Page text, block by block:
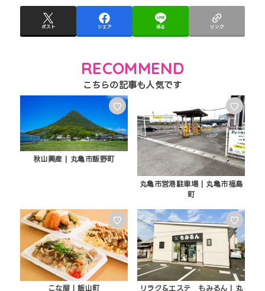
ポスト シェア 送る リンク
RECOMMEND
♡
秋山興産 | 丸亀市飯野町
♡
丸亀市営港駐車場 | 丸亀市福島
町
♡
こな屋 | 飯山町
♡
リラク＆エステ もみるん | 丸